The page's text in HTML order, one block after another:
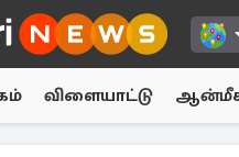
விளையாட்டு